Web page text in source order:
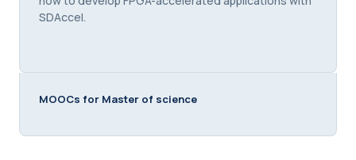
SDAccel.
MOOCs for Master of science